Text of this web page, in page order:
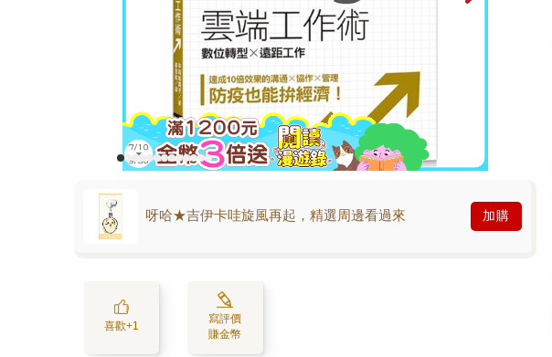
呀哈★吉伊卡哇旋風再起，精選周邊看過來 加購
喜歡+1
寫評價
賺金幣